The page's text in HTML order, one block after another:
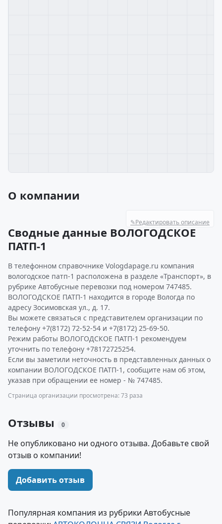
О компании
✎Редактировать описание
Сводные данные ВОЛОГОДСКОЕ
ПАТП-1
В телефонном справочнике Vologdapage.ru компания
вологодское патп-1 расположена в разделе «Транспорт», в
рубрике Автобусные перевозки под номером 747485.
ВОЛОГОДСКОЕ ПАТП-1 находится в городе Вологда по
адресу Зосимовская ул., д. 17.
Вы можете связаться с представителем организации по
телефону +7(8172) 72-52-54 и +7(8172) 25-69-50.
Режим работы ВОЛОГОДСКОЕ ПАТП-1 рекомендуем
уточнить по телефону +78172725254.
Если вы заметили неточность в представленных данных о
компании ВОЛОГОДСКОЕ ПАТП-1, сообщите нам об этом,
указав при обращении ее номер - № 747485.
Страница организации просмотрена: 73 раза
Отзывы 0
Не опубликовано ни одного отзыва. Добавьте свой
отзыв о компании!
Добавить отзыв
Популярная компания из рубрики Автобусные